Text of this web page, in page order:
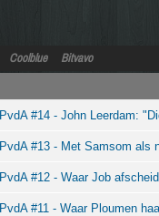
Coolblue Bitvavo
PvdA #14 - John Leerdam:
PvdA #13 - Met Samsom als
PvdA #12 - Waar Job
PvdA #11 - Waar Ploumen